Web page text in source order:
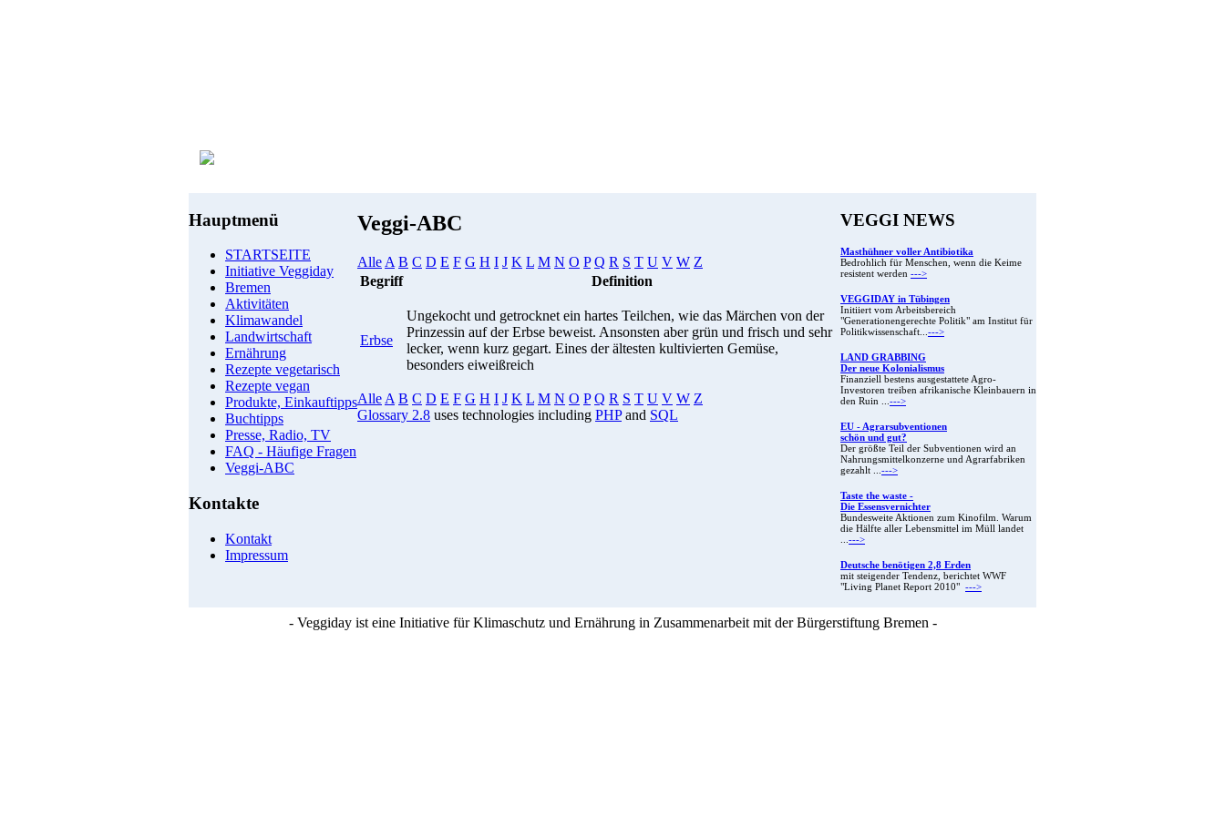
Hauptmenü
STARTSEITE
Initiative Veggiday
Bremen
Aktivitäten
Klimawandel
Landwirtschaft
Ernährung
Rezepte vegetarisch
Rezepte vegan
Produkte, Einkauftipps
Buchtipps
Presse, Radio, TV
FAQ - Häufige Fragen
Veggi-ABC
Kontakte
Kontakt
Impressum
Veggi-ABC
Alle A B C D E F G H I J K L M N O P Q R S T U V W Z
Begriff
Definition
Erbse
Ungekocht und getrocknet ein hartes Teilchen, wie das Märchen von der
Prinzessin auf der Erbse beweist. Ansonsten aber grün und frisch und sehr
lecker, wenn kurz gegart. Eines der ältesten kultivierten Gemüse,
besonders eiweißreich
Alle A B C D E F G H I J K L M N O P Q R S T U V W Z
Glossary 2.8 uses technologies including PHPand SQL
VEGGI NEWS
Masthühner voller Antibiotika
Bedrohlich für Menschen, wenn die Keime
resistent werden --->
VEGGIDAY in Tübingen
Initiiert vom Arbeitsbereich
"Generationengerechte Politik" am Institut für
Politikwissenschaft...--->
LAND GRABBING
Der neue Kolonialismus
Finanziell bestens ausgestattete Agro-
Investoren treiben afrikanische Kleinbauern in
den Ruin ...--->
EU - Agrarsubventionen
schön und gut?
Der größte Teil der Subventionen wird an
Nahrungsmittelkonzerne und Agrarfabriken
gezahlt ...--->
Taste the waste -
Die Essensvernichter
Bundesweite Aktionen zum Kinofilm. Warum
die Hälfte aller Lebensmittel im Müll landet
...--->
Deutsche benötigen 2,8 Erden
mit steigender Tendenz, berichtet WWF
"Living Planet Report 2010" --->
- Veggiday ist eine Initiative für Klimaschutz und Ernährung in Zusammenarbeit mit der Bürgerstiftung Bremen -